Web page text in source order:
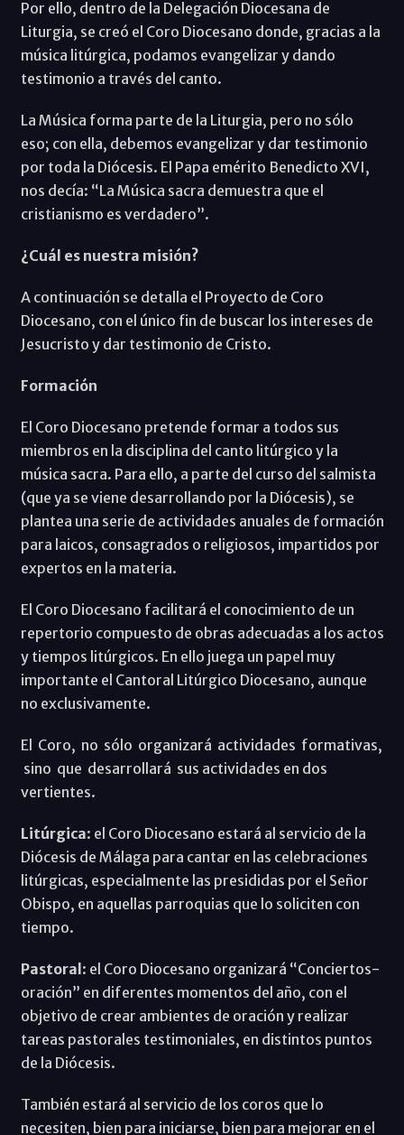
Por ello, dentro de la Delegación Diocesana de
Liturgia, se creó el Coro Diocesano donde, gracias a la
música litúrgica, podamos evangelizar y dando
testimonio a través del canto.
La Música forma parte de la Liturgia, pero no sólo
eso; con ella, debemos evangelizar y dar testimonio
por toda la Diócesis. El Papa emérito Benedicto XVI,
nos decía: “La Música sacra demuestra que el
cristianismo es verdadero”.
¿Cuál es nuestra misión?
A continuación se detalla el Proyecto de Coro
Diocesano, con el único fin de buscar los intereses de
Jesucristo y dar testimonio de Cristo.
Formación
El Coro Diocesano pretende formar a todos sus
miembros en la disciplina del canto litúrgico y la
música sacra. Para ello, a parte del curso del salmista
(que ya se viene desarrollando por la Diócesis), se
plantea una serie de actividades anuales de formación
para laicos, consagrados o religiosos, impartidos por
expertos en la materia.
El Coro Diocesano facilitará el conocimiento de un
repertorio compuesto de obras adecuadas a los actos
y tiempos litúrgicos. En ello juega un papel muy
importante el Cantoral Litúrgico Diocesano, aunque
no exclusivamente.
El Coro, no sólo organizará actividades formativas,
sino que desarrollará sus actividades en dos
vertientes.
Litúrgica: el Coro Diocesano estará al servicio de la
Diócesis de Málaga para cantar en las celebraciones
litúrgicas, especialmente las presididas por el Señor
Obispo, en aquellas parroquias que lo soliciten con
tiempo.
Pastoral: el Coro Diocesano organizará “Conciertos-
oración” en diferentes momentos del año, con el
objetivo de crear ambientes de oración y realizar
tareas pastorales testimoniales, en distintos puntos
de la Diócesis.
También estará al servicio de los coros que lo
necesiten, bien para iniciarse, bien para mejorar en el